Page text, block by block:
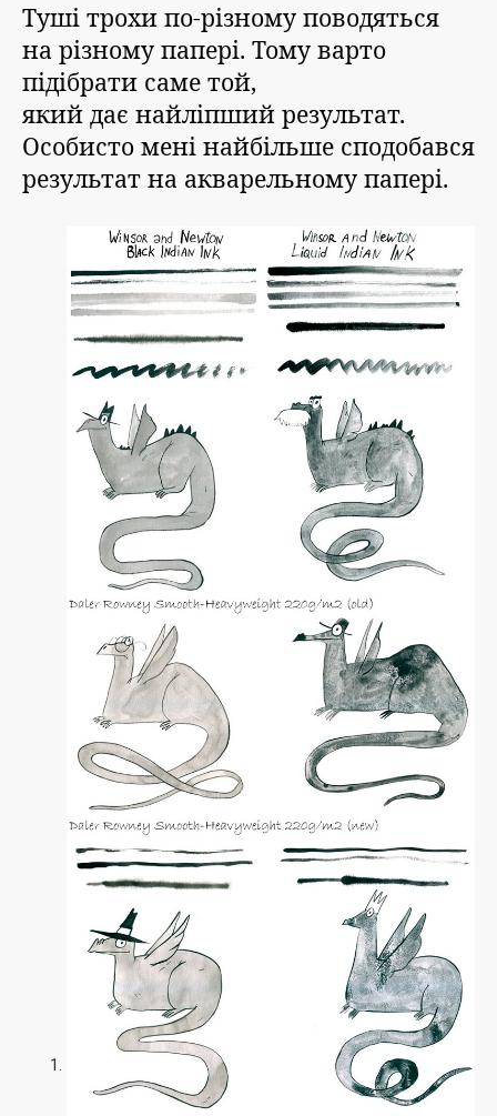
Туші трохи по-різному поводяться
на різному папері. Тому варто
підібрати саме той,
який дає найліпший результат.
Особисто мені найбільше сподобався
результат на акварельному папері.